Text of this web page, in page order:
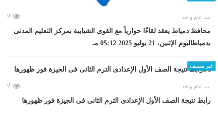
منذ عام واحد 0
محافظ دمياط يعقد لقاءًا حوارياً مع القوى الشبابية بمركز التعليم المدنى
بدمياطاليوم الإثنين، 21 يوليو 2025 05:12 مـ
غير مصنف
منذ عام واحد 0
رابط نتيجة الصف الأول الإعدادى الترم الثانى فى الجيزة فور ظهورها